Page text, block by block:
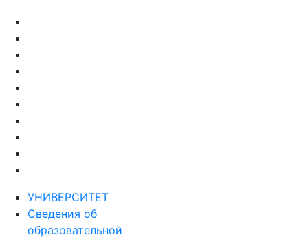
УНИВЕРСИТЕТ
Сведения об
образовательной